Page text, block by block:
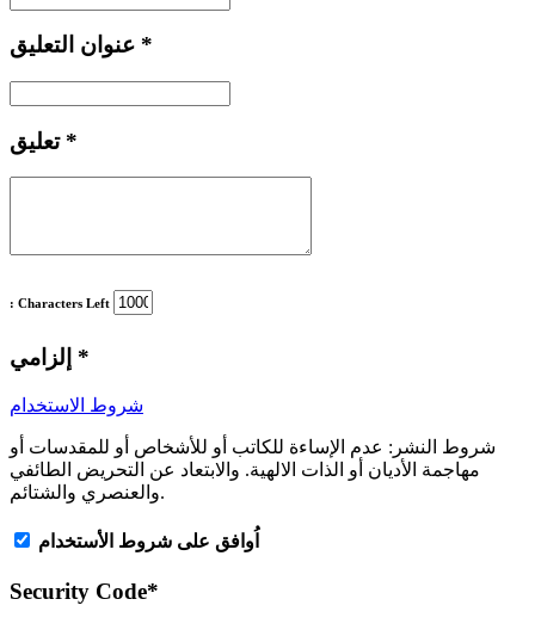
*
تعليق *
: Characters Left
*
شروط الاستخدام
شروط النشر: عدم الإساءة للكاتب أو للأشخاص أو للمقدسات أو
مهاجمة الأديان أو الذات الالهية. والابتعاد عن التحريض الطائفي
والعنصري والشتائم.
اُوافق على شروط الأستخدام
Security Code*